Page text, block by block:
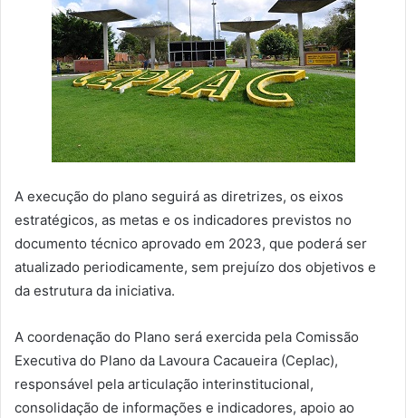
A execução do plano seguirá as diretrizes, os eixos
estratégicos, as metas e os indicadores previstos no
documento técnico aprovado em 2023, que poderá ser
atualizado periodicamente, sem prejuízo dos objetivos e
da estrutura da iniciativa.
A coordenação do Plano será exercida pela Comissão
Executiva do Plano da Lavoura Cacaueira (Ceplac),
responsável pela articulação interinstitucional,
consolidação de informações e indicadores, apoio ao